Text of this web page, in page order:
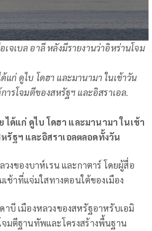
จเบล อาลี หลังมีรายงานว่าอิหร่านโจม
แก่ ดูไบ โดฮา และมานามา ในเช้าวัน
รโจมตีของสหรัฐฯ และอิสราเอล.
ได้แก่ ดูไบ โดฮา และมานามา ในเช้า
รัฐฯ และอิสราเอลตลอดทั้งวัน
งของบาห์เรน และกาตาร์ โดยผู้สื่อ
าที่แจ่มใสทางตอนใต้ของเมือง
บี เมืองหลวงของสหรัฐอาหรับเอมิ
จมตีฐานทัพและโครงสร้างพื้นฐาน